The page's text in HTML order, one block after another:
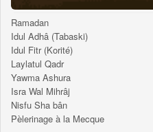
Ramadan
Idul Adhâ (Tabaski)
Idul Fitr (Korité)
Laylatul Qadr
Yawma Ashura
Isra Wal Mihrâj
Nisfu Sha bân
Pèlerinage à la Mecque